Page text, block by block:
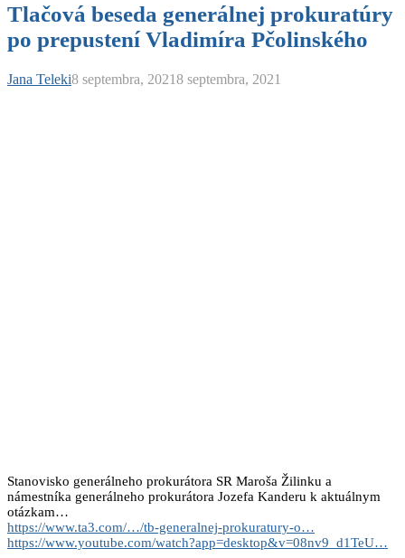
Tlačová beseda generálnej prokuratúry
po prepustení Vladimíra Pčolinského
Jana Teleki8 septembra, 20218 septembra, 2021
Stanovisko generálneho prokurátora SR Maroša Žilinku a
námestníka generálneho prokurátora Jozefa Kanderu k aktuálnym
otázkam…
https://www.ta3.com/…/tb-generalnej-prokuratury-o…
https://www.youtube.com/watch?app=desktop&v=08nv9_d1TeU…